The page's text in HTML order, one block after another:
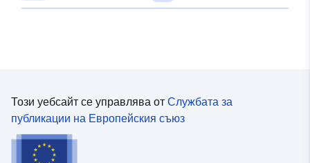
Този уебсайт се управлява от Службата за
публикации на Европейския съюз